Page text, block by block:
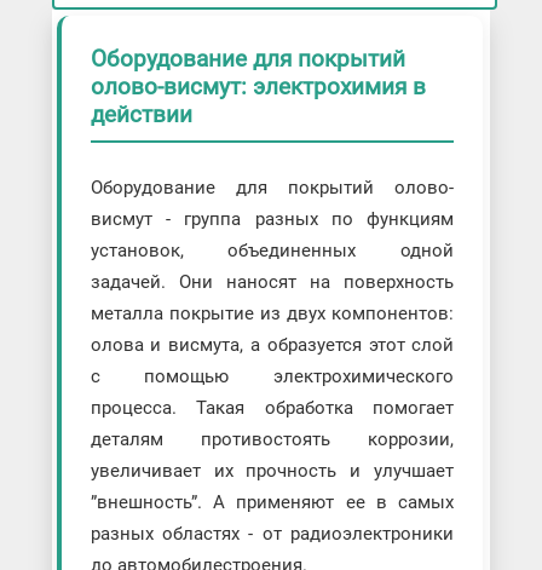
Оборудование для покрытий
олово-висмут: электрохимия в
действии
Оборудование для покрытий олово-
висмут - группа разных по функциям
установок, объединенных одной
задачей. Они наносят на поверхность
металла покрытие из двух компонентов:
олова и висмута, а образуется этот слой
с помощью электрохимического
процесса. Такая обработка помогает
деталям противостоять коррозии,
увеличивает их прочность и улучшает
”внешность”. А применяют ее в самых
разных областях - от радиоэлектроники
до автомобилестроения.